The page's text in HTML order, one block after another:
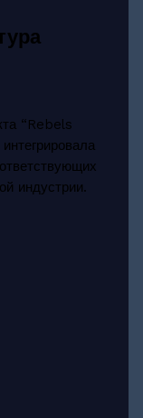
“Rebels
индустрии.